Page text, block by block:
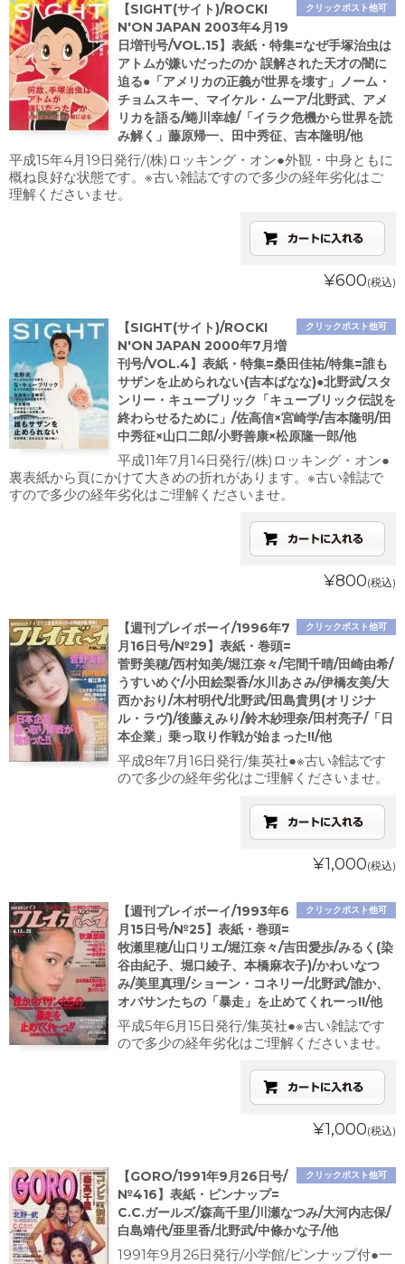
クリックポスト他可
【SIGHT(サイト)/ROCKI
N'ON JAPAN 2003年4月19
日増刊号/VOL.15】表紙・特集=なぜ手塚治虫は
アトムが嫌いだったのか 誤解された天才の闇に
迫る●「アメリカの正義が世界を壊す」ノーム・
チョムスキー、マイケル・ムーア/北野武、アメ
リカを語る/蜷川幸雄/「イラク危機から世界を読
み解く」藤原帰一、田中秀征、吉本隆明/他
平成15年4月19日発行/(株)ロッキング・オン●外観・中身ともに
概ね良好な状態です。※古い雑誌ですので多少の経年劣化はご
理解くださいませ。
¥600(税込)
クリックポスト他可
【SIGHT(サイト)/ROCKI
N'ON JAPAN 2000年7月増
刊号/VOL.4】表紙・特集=桑田佳祐/特集=誰も
サザンを止められない(吉本ばなな)●北野武/スタ
ンリー・キューブリック「キューブリック伝説を
終わらせるために」/佐高信×宮崎学/吉本隆明/田
中秀征×山口二郎/小野善康×松原隆一郎/他
平成11年7月14日発行/(株)ロッキング・オン●
裏表紙から頁にかけて大きめの折れがあります。※古い雑誌で
すので多少の経年劣化はご理解くださいませ。
¥800(税込)
クリックポスト他可
【週刊プレイボーイ/1996年7
月16日号/№29】表紙・巻頭=
菅野美穂/西村知美/堀江奈々/宅間千晴/田崎由希/
うすいめぐ/小田絵梨香/水川あさみ/伊橋友美/大
西かおり/木村明代/北野武/田島貴男(オリジナ
ル・ラヴ)/後藤えみり/鈴木紗理奈/田村亮子/「日
本企業」乗っ取り作戦が始まった!!/他
平成8年7月16日発行/集英社●※古い雑誌です
ので多少の経年劣化はご理解くださいませ。
¥1,000(税込)
クリックポスト他可
【週刊プレイボーイ/1993年6
月15日号/№25】表紙・巻頭=
牧瀬里穂/山口リエ/堀江奈々/吉田愛歩/みるく(染
谷由紀子、堀口綾子、本橋麻衣子)/かわいなつ
み/美里真理/ショーン・コネリー/北野武/誰か、
オバサンたちの「暴走」を止めてくれーっ!!/他
平成5年6月15日発行/集英社●※古い雑誌です
ので多少の経年劣化はご理解くださいませ。
¥1,000(税込)
クリックポスト他可
【GORO/1991年9月26日号/
№416】表紙・ピンナップ=
C.C.ガールズ/森高千里/川瀬なつみ/大河内志保/
白島靖代/亜里香/北野武/中條かな子/他
1991年9月26日発行/小学館/ピンナップ付●一